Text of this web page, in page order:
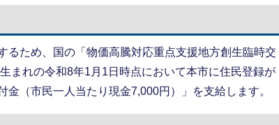
るため、国の「物価高騰対応重点支援地方創生臨時交
まれの令和8年1月1日時点において本市に住民登録が
（市民一人当たり現金7,000円）」を支給します。